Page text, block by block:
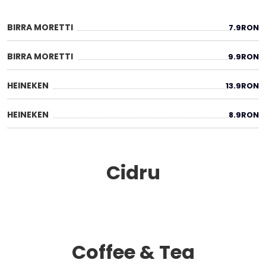
BIRRA MORETTI 7.9RON
BIRRA MORETTI 9.9RON
HEINEKEN 13.9RON
HEINEKEN 8.9RON
Cidru
Coffee & Tea